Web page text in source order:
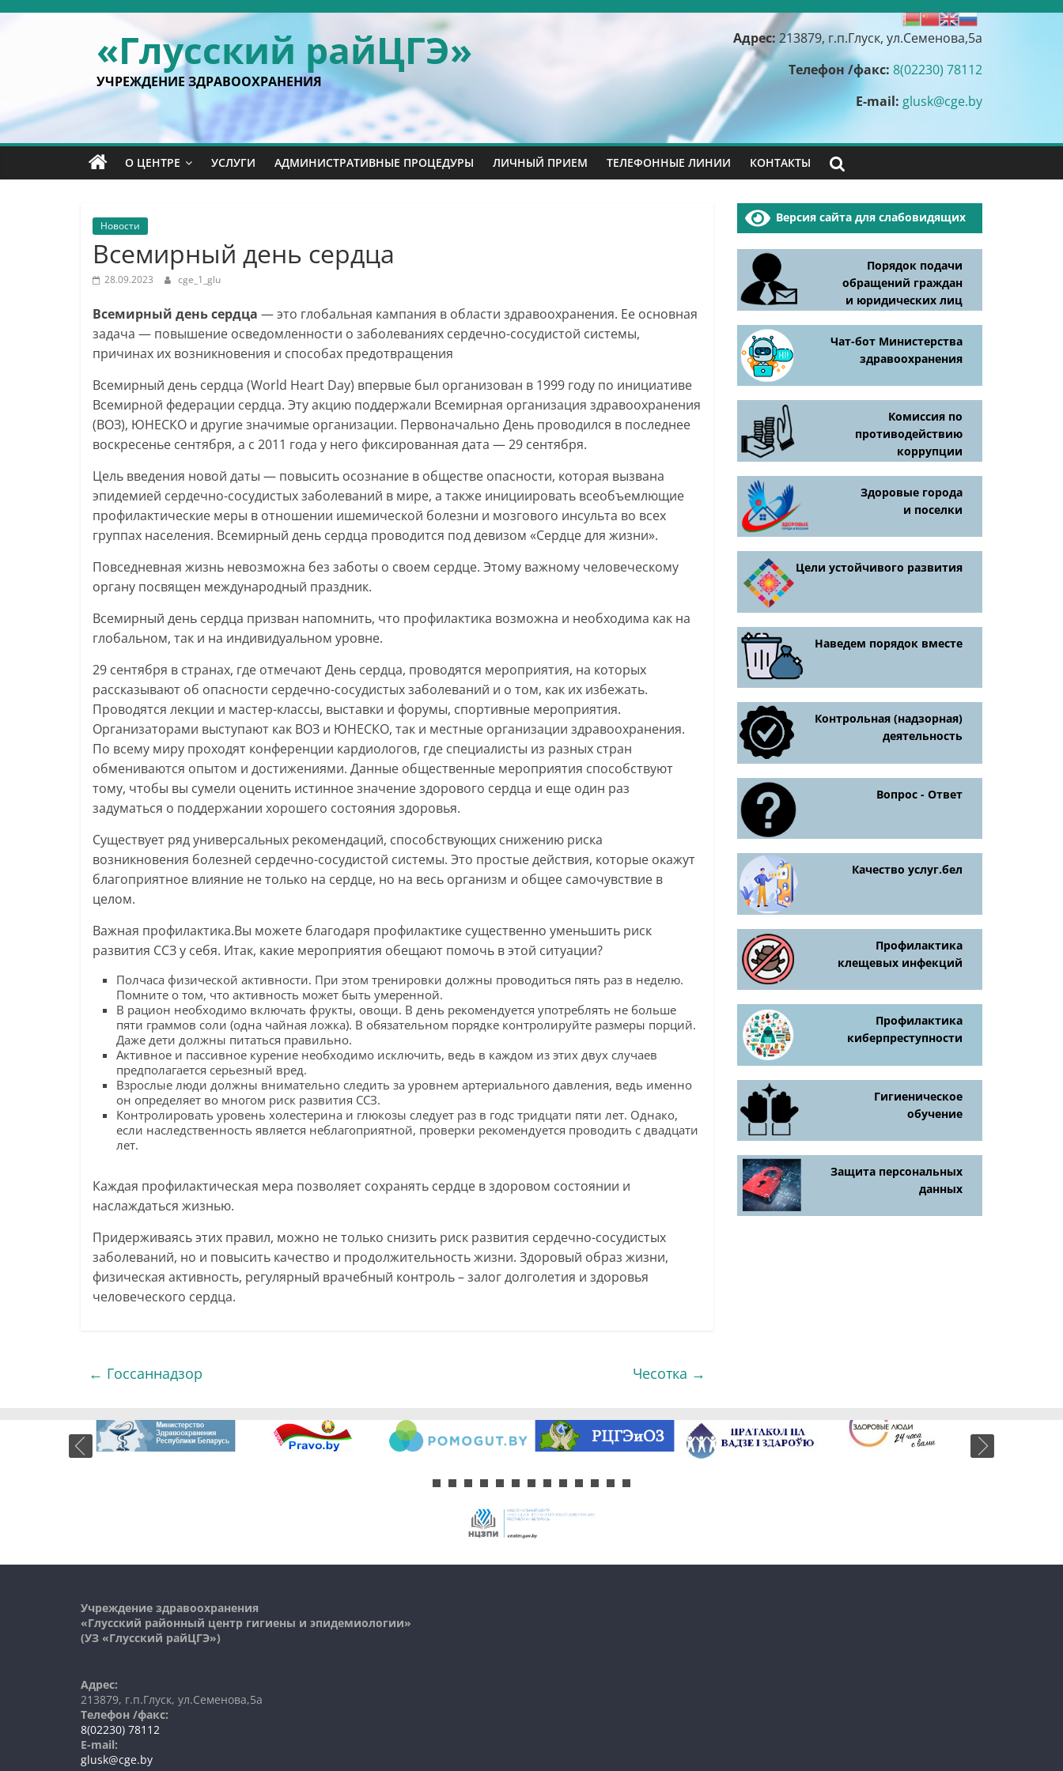
Перейти
«Глусский райЦГЭ»
УЧРЕЖДЕНИЕ ЗДРАВООХРАНЕНИЯ
Адрес: 213879, г.п.Глуск, ул.Семенова,5а
Телефон /факс: 8(02230) 78112
E-mail: glusk@cge.by
О ЦЕНТРЕ УСЛУГИ АДМИНИСТРАТИВНЫЕ ПРОЦЕДУРЫ ЛИЧНЫЙ ПРИЕМ ТЕЛЕФОННЫЕ ЛИНИИ КОНТАКТЫ
Новости
Всемирный день сердца
28.09.2023 cge_1_glu
Всемирный день сердца — это глобальная кампания в области здравоохранения. Ее основная
задача — повышение осведомленности о заболеваниях сердечно-сосудистой системы,
причинах их возникновения и способах предотвращения
Всемирный день сердца (World Heart Day) впервые был организован в 1999 году по инициативе
Всемирной федерации сердца. Эту акцию поддержали Всемирная организация здравоохранения
(ВОЗ), ЮНЕСКО и другие значимые организации. Первоначально День проводился в последнее
воскресенье сентября, а с 2011 года у него фиксированная дата — 29 сентября.
Цель введения новой даты — повысить осознание в обществе опасности, которая вызвана
эпидемией сердечно-сосудистых заболеваний в мире, а также инициировать всеобъемлющие
профилактические меры в отношении ишемической болезни и мозгового инсульта во всех
группах населения. Всемирный день сердца проводится под девизом «Сердце для жизни».
Повседневная жизнь невозможна без заботы о своем сердце. Этому важному человеческому
органу посвящен международный праздник.
Всемирный день сердца призван напомнить, что профилактика возможна и необходима как на
глобальном, так и на индивидуальном уровне.
29 сентября в странах, где отмечают День сердца, проводятся мероприятия, на которых
рассказывают об опасности сердечно-сосудистых заболеваний и о том, как их избежать.
Проводятся лекции и мастер-классы, выставки и форумы, спортивные мероприятия.
Организаторами выступают как ВОЗ и ЮНЕСКО, так и местные организации здравоохранения.
По всему миру проходят конференции кардиологов, где специалисты из разных стран
обмениваются опытом и достижениями. Данные общественные мероприятия способствуют
тому, чтобы вы сумели оценить истинное значение здорового сердца и еще один раз
задуматься о поддержании хорошего состояния здоровья.
Существует ряд универсальных рекомендаций, способствующих снижению риска
возникновения болезней сердечно-сосудистой системы. Это простые действия, которые окажут
благоприятное влияние не только на сердце, но на весь организм и общее самочувствие в
целом.
Важная профилактика.Вы можете благодаря профилактике существенно уменьшить риск
развития ССЗ у себя. Итак, какие мероприятия обещают помочь в этой ситуации?
Полчаса физической активности. При этом тренировки должны проводиться пять раз в неделю.
Помните о том, что активность может быть умеренной.
В рацион необходимо включать фрукты, овощи. В день рекомендуется употреблять не больше
пяти граммов соли (одна чайная ложка). В обязательном порядке контролируйте размеры порций.
Даже дети должны питаться правильно.
Активное и пассивное курение необходимо исключить, ведь в каждом из этих двух случаев
предполагается серьезный вред.
Взрослые люди должны внимательно следить за уровнем артериального давления, ведь именно
он определяет во многом риск развития ССЗ.
Контролировать уровень холестерина и глюкозы следует раз в годс тридцати пяти лет. Однако,
если наследственность является неблагоприятной, проверки рекомендуется проводить с двадцати
лет.
Каждая профилактическая мера позволяет сохранять сердце в здоровом состоянии и
наслаждаться жизнью.
Придерживаясь этих правил, можно не только снизить риск развития сердечно-сосудистых
заболеваний, но и повысить качество и продолжительность жизни. Здоровый образ жизни,
физическая активность, регулярный врачебный контроль – залог долголетия и здоровья
человеческого сердца.
← Госсаннадзор Чесотка →
Версия сайта для слабовидящих
Порядок подачи
обращений граждан
и юридических лиц
Чат-бот Министерства
здравоохранения
Комиссия по
противодействию
коррупции
Здоровые города
и поселки
Цели устойчивого развития
Наведем порядок вместе
Контрольная (надзорная)
деятельность
Вопрос - Ответ
Качество услуг.бел
Профилактика
клещевых инфекций
Профилактика
киберпреступности
Гигиеническое
обучение
Защита персональных
данных
Учреждение здравоохранения
«Глусский районный центр гигиены и эпидемиологии»
(УЗ «Глусский райЦГЭ»)
Адрес:
213879, г.п.Глуск, ул.Семенова,5а
Телефон /факс:
8(02230) 78112
E-mail:
glusk@cge.by